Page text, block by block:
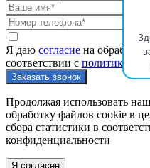
Я даю согласие на
соответствии с политикой
Продолжая использовать
обработку файлов cookie в
сбора статистики в
конфиденциальности
Я согласен